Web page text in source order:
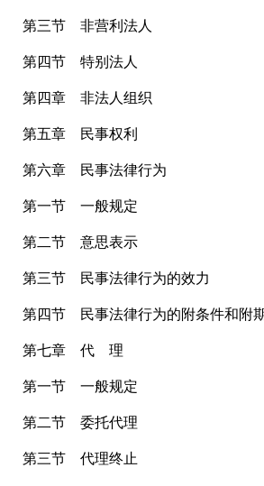
第三节 非营利法人
第四节 特别法人
第四章 非法人组织
第五章 民事权利
第六章 民事法律行为
第一节 一般规定
第二节 意思表示
第三节 民事法律行为的效力
第四节 民事法律行为的附条件和附
第七章 代 理
第一节 一般规定
第二节 委托代理
第三节 代理终止